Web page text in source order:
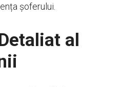
șoferului.
al